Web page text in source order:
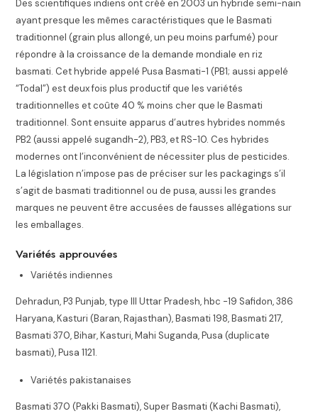
Des scientifiques indiens ont créé en 2003 un hybride semi-nain
ayant presque les mêmes caractéristiques que le Basmati
traditionnel (grain plus allongé, un peu moins parfumé) pour
répondre à la croissance de la demande mondiale en riz
basmati. Cet hybride appelé Pusa Basmati-1 (PB1; aussi appelé
“Todal”) est deux fois plus productif que les variétés
traditionnelles et coûte 40 % moins cher que le Basmati
traditionnel. Sont ensuite apparus d’autres hybrides nommés
PB2 (aussi appelé sugandh-2), PB3, et RS-10. Ces hybrides
modernes ont l’inconvénient de nécessiter plus de pesticides.
La législation n’impose pas de préciser sur les packagings s’il
s’agit de basmati traditionnel ou de pusa, aussi les grandes
marques ne peuvent être accusées de fausses allégations sur
les emballages.
Variétés approuvées
Variétés indiennes
Dehradun, P3 Punjab, type III Uttar Pradesh, hbc -19 Safidon, 386
Haryana, Kasturi (Baran, Rajasthan), Basmati 198, Basmati 217,
Basmati 370, Bihar, Kasturi, Mahi Suganda, Pusa (duplicate
basmati), Pusa 1121.
Variétés pakistanaises
Basmati 370 (Pakki Basmati), Super Basmati (Kachi Basmati),